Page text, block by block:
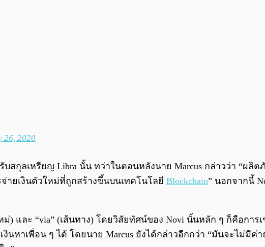
26, 2020
สกุลเหรียญ Libra นั้น ทว่าในตอนหลังนาย Marcus กล่าวว่า “ผลิ
ายเงินตัวใหม่ที่ถูกสร้างขึ้นบนเทคโนโลยี Blockchain” นอกจากนี้
ม่) และ “via” (เส้นทาง) โดยวิสัยทัศน์ของ Novi นั้นหลัก ๆ ก็คือก
นหาเพื่อน ๆ ได้ โดยนาย Marcus ยังได้กล่าวอีกกว่า “มันจะไม่มีค่